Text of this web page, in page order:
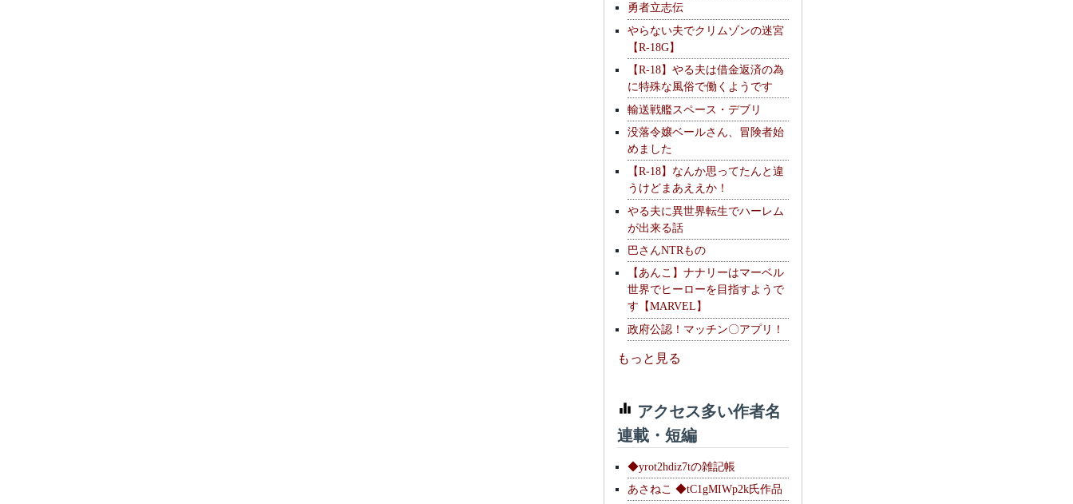
勇者立志伝
やらない夫でクリムゾンの迷宮
【R-18G】
【R-18】やる夫は借金返済の為
に特殊な風俗で働くようです
輸送戦艦スペース・デブリ
没落令嬢ベールさん、冒険者始
めました
【R-18】なんか思ってたんと違
うけどまあええか！
やる夫に異世界転生でハーレム
が出来る話
巴さんNTRもの
【あんこ】ナナリーはマーベル
世界でヒーローを目指すようで
す【MARVEL】
政府公認！マッチン〇アプリ！
もっと見る
アクセス多い作者名
連載・短編
◆yrot2hdiz7tの雑記帳
あさねこ ◆tC1gMIWp2k氏作品